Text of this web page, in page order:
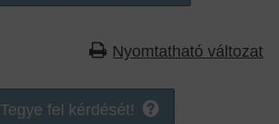
Nyomtatható változat
Tegye fel kérdését!